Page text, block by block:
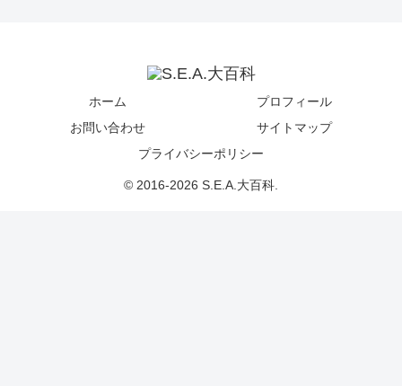
ホーム
プロフィール
お問い合わせ
サイトマップ
プライバシーポリシー
© 2016-2026 S.E.A.大百科.